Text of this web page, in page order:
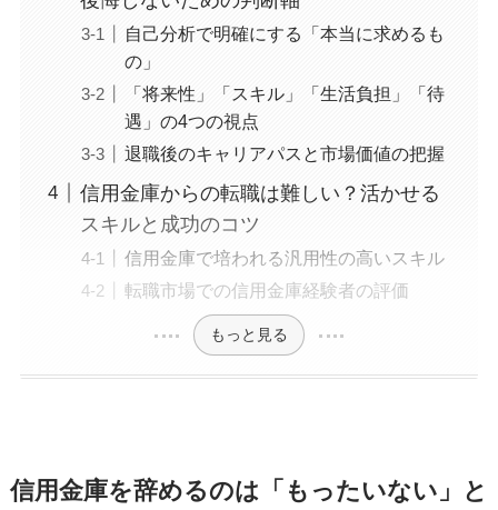
自己分析で明確にする「本当に求めるも
の」
「将来性」「スキル」「生活負担」「待
遇」の4つの視点
退職後のキャリアパスと市場価値の把握
信用金庫からの転職は難しい？活かせる
スキルと成功のコツ
信用金庫で培われる汎用性の高いスキル
転職市場での信用金庫経験者の評価
もっと見る
信用金庫を辞めるのは「もったいない」と